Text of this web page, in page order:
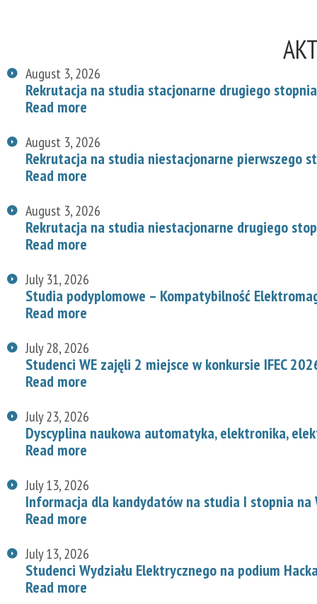
August 3, 2026
Rekrutacja na studia stacjonarne drugiego
Read more
August 3, 2026
Rekrutacja na studia niestacjonarne pierwszego
Read more
August 3, 2026
Rekrutacja na studia niestacjonarne drugiego
Read more
July 31, 2026
Studia podyplomowe – Kompatybilność
Read more
July 28, 2026
Studenci WE zajęli 2 miejsce w konkursie IFEC
Read more
July 23, 2026
Dyscyplina naukowa automatyka, elektronika,
Read more
July 13, 2026
Informacja dla kandydatów na studia I stopnia na
Read more
July 13, 2026
Studenci Wydziału Elektrycznego na podium
Read more